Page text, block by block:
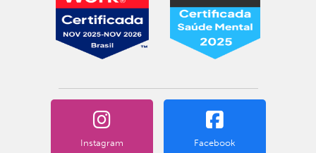
Instagram Facebook